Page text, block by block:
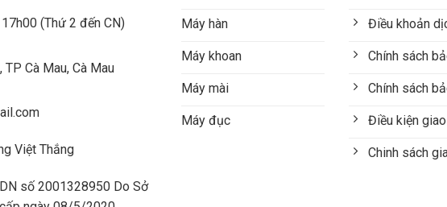
(Thứ 2 đến CN)
Cà Mau, Cà Mau
Việt Thắng
số 2001328950 Do Sở
Máy hàn
Máy khoan
Máy mài
Máy đục
Điều khoản
Chính sách
Chính sách
Điều kiện
Chinh sách